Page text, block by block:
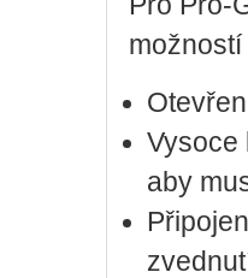
možností
Vysoce
aby